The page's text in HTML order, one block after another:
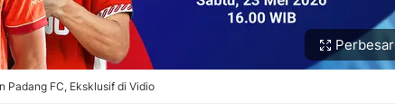
Perbesar
Padang FC, Eksklusif di Vidio